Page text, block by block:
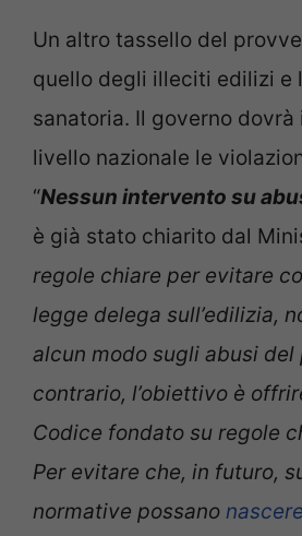
Un altro tassello del
quello degli illeciti edilizi e
sanatoria. Il governo dovrà
livello nazionale le
“Nessun intervento su
è già stato chiarito dal
regole chiare per evitare
legge delega sull’edilizia,
alcun modo sugli abusi del
contrario, l’obiettivo è
Codice fondato su regole
Per evitare che, in futuro,
normative possano